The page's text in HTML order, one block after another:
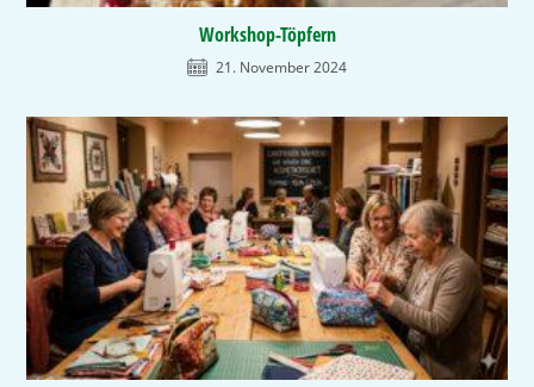
Workshop-Töpfern
21. November 2024